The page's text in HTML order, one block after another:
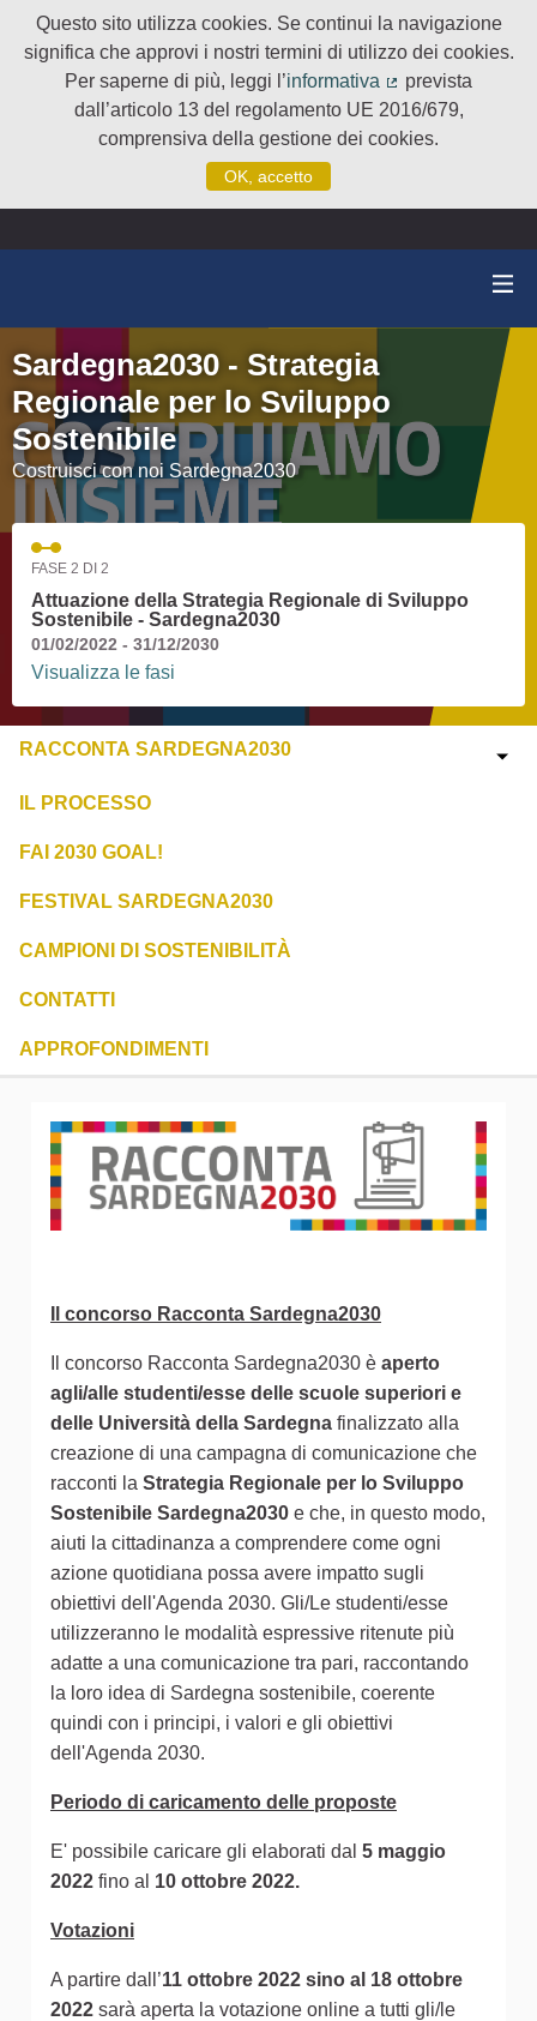
Questo sito utilizza cookies. Se continui la navigazione
significa che approvi i nostri termini di utilizzo dei cookies.
Per saperne di più, leggi l’informativa
(Collegamento
prevista
dall’articolo 13 del regolamento UE 2016/679,
comprensiva della gestione dei cookies.
OK, accetto
Sardegna2030 - Strategia
Regionale per lo Sviluppo
Sostenibile
Costruisci con noi Sardegna2030
FASE 2 DI 2
Attuazione della Strategia Regionale di Sviluppo
Sostenibile - Sardegna2030
01/02/2022 - 31/12/2030
Visualizza le fasi
RACCONTA SARDEGNA2030
IL PROCESSO
FAI 2030 GOAL!
FESTIVAL SARDEGNA2030
CAMPIONI DI SOSTENIBILITÀ
CONTATTI
APPROFONDIMENTI
Il concorso Racconta Sardegna2030
Il concorso Racconta Sardegna2030 è aperto
agli/alle studenti/esse delle scuole superiori e
delle Università della Sardegna finalizzato alla
creazione di una campagna di comunicazione che
racconti la Strategia Regionale per lo Sviluppo
Sostenibile Sardegna2030 e che, in questo modo,
aiuti la cittadinanza a comprendere come ogni
azione quotidiana possa avere impatto sugli
obiettivi dell'Agenda 2030. Gli/Le studenti/esse
utilizzeranno le modalità espressive ritenute più
adatte a una comunicazione tra pari, raccontando
la loro idea di Sardegna sostenibile, coerente
quindi con i principi, i valori e gli obiettivi
dell'Agenda 2030.
Periodo di caricamento delle proposte
E' possibile caricare gli elaborati dal 5 maggio
2022 fino al 10 ottobre 2022.
Votazioni
A partire dall’11 ottobre 2022 sino al 18 ottobre
2022 sarà aperta la votazione online a tutti gli/le